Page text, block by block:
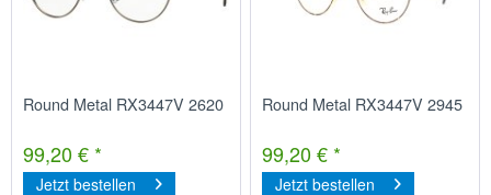
Round Metal RX3447V 2620
99,20 € *
Jetzt bestellen
Round Metal RX3447V 2945
99,20 € *
Jetzt bestellen